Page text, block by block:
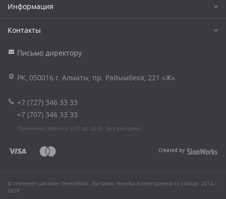
Информация
Контакты
Письмо директору
РК, 050016 г. Алматы, пр. Райымбека, 221 «Ж»
+7 (727) 346 33 33
+7 (707) 346 33 33
Принимаем звонки с 9.00 до 20.00. Без выходных.
Created by
© Интернет-магазин ТехноGRAD - Бытовая техника и электроника со склада. 2014 -
2026